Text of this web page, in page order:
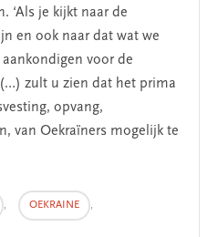
‘Als je kijkt naar de
en ook naar dat wat we
voor de
zult u zien dat het prima
opvang,
van Oekraïners mogelijk te
, OEKRAINE ,